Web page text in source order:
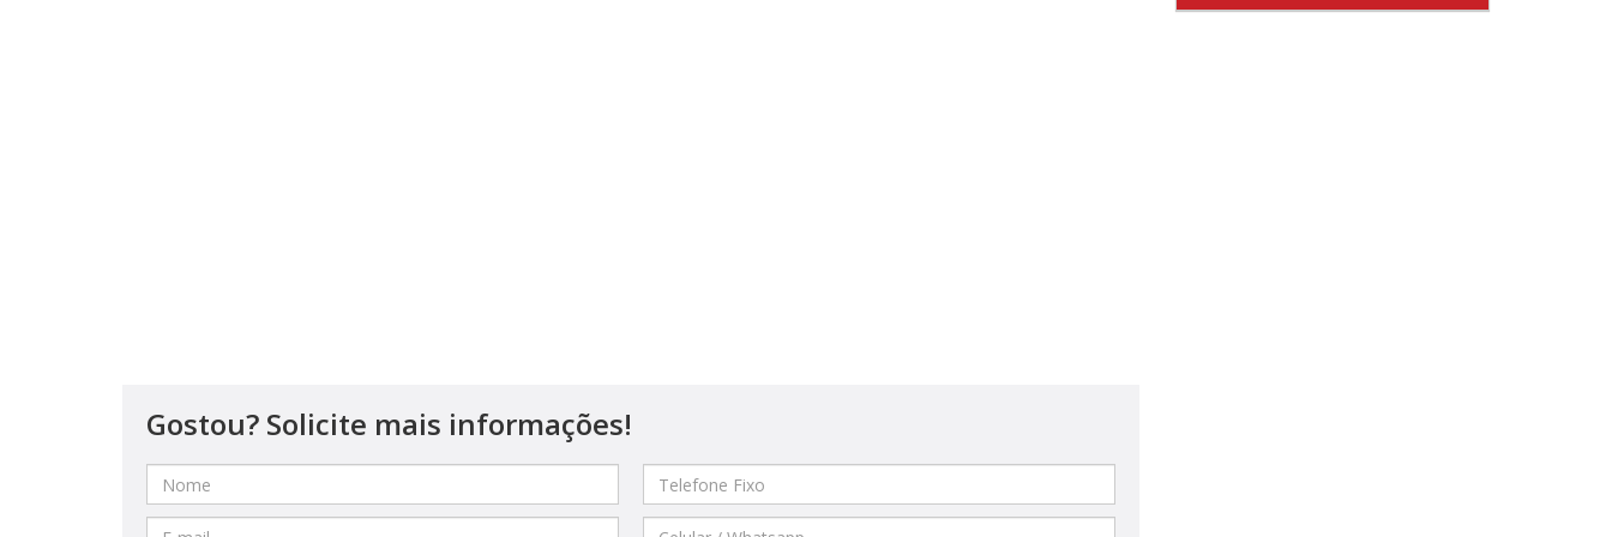
Gostou? Solicite mais informações!